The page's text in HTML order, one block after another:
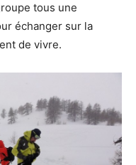
tous une
échanger sur la
de vivre.